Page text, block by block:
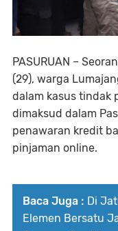
PASURUAN –
(29), warga
dalam kasus tindak
dimaksud dalam
penawaran kredit
pinjaman online.
Baca Juga : Di
Elemen Bersatu